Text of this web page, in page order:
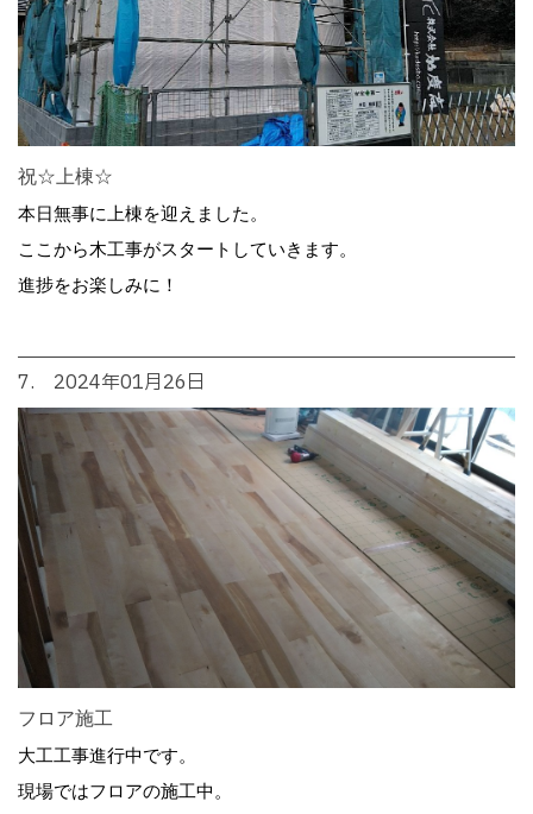
祝☆上棟☆
本日無事に上棟を迎えました。
ここから木工事がスタートしていきます。
進捗をお楽しみに！
7. 2024年01月26日
フロア施工
大工工事進行中です。
現場ではフロアの施工中。